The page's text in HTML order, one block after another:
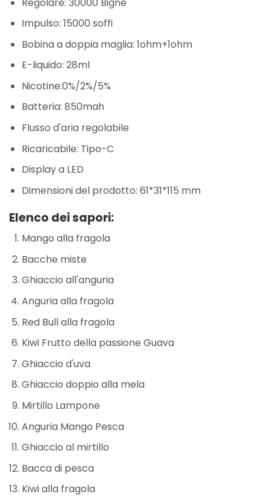
Impulso: 15000 soffi
Bobina a doppia maglia: 1ohm+1ohm
E-liquido: 28ml
Nicotine:0%/2%/5%
Batteria: 850mah
Flusso d'aria regolabile
Ricaricabile: Tipo-C
Display a LED
Dimensioni del prodotto: 61*31*115 mm
Elenco dei sapori:
Mango alla fragola
Bacche miste
Ghiaccio all'anguria
Anguria alla fragola
Red Bull alla fragola
Kiwi Frutto della passione Guava
Ghiaccio d'uva
Ghiaccio doppio alla mela
Mirtillo Lampone
Anguria Mango Pesca
Ghiaccio al mirtillo
Bacca di pesca
Kiwi alla fragola